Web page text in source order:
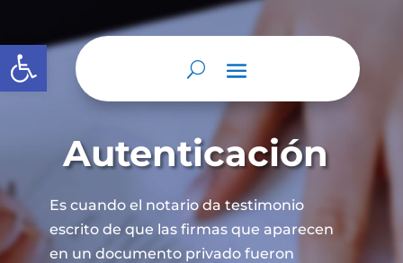
Abrir barra de herramientas
Autenticación
Es cuando el notario da testimonio
escrito de que las firmas que aparecen
en un documento privado fueron